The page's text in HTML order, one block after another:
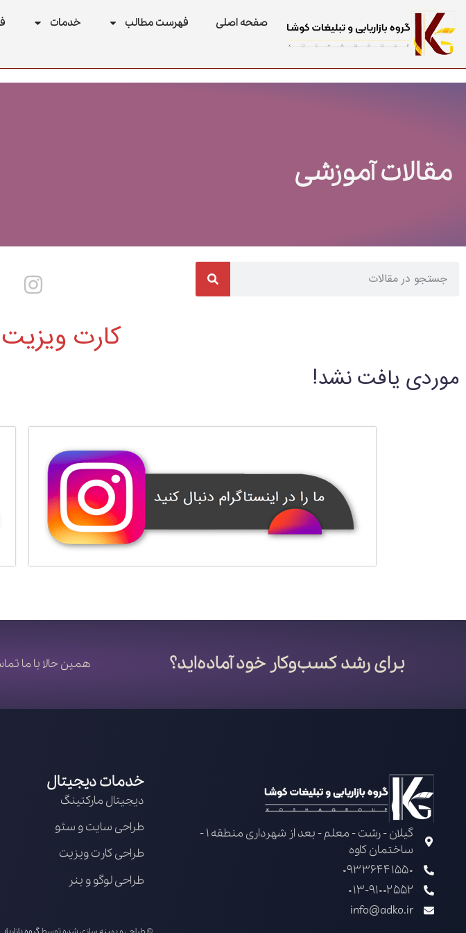
صفحه اصلی فهرست مطالب خدمات
مقالات آموزشی
کارت
موردی یافت نشد!
برای رشد کسب‌وکار خود آماده‌اید؟ همین حالا با ما
گیلان - رشت - معلم - بعد از شهرداری منطقه 1 -
ساختمان کاوه
09336441550
013-91002552
info@adko.ir
خدمات دیجیتال
دیجیتال مارکتینگ
طراحی سایت و سئو
طراحی کارت ویزیت
طراحی لوگو و بنر